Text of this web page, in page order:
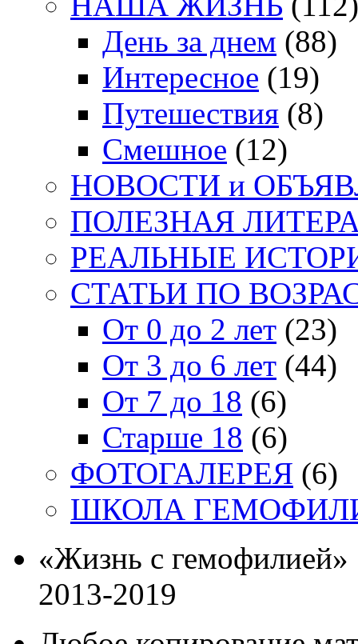
День за днем (88)
Интересное (19)
Путешествия (8)
Смешное (12)
НОВОСТИ и
ПОЛЕЗНАЯ
РЕАЛЬНЫЕ
СТАТЬИ ПО
От 0 до 2 лет (23)
От 3 до 6 лет (44)
От 7 до 18 (6)
Старше 18 (6)
ФОТОГАЛЕРЕЯ (6)
ШКОЛА
«Жизнь с гемофилией»
2013-2019